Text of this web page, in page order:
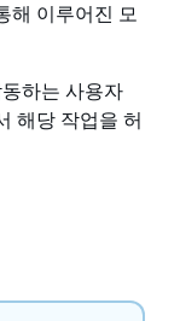
해 이루어진 모
하는 사용자
해당 작업을 허